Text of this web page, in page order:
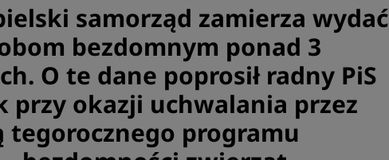
samorząd zamierza wydać
bezdomnym ponad 3
O te dane poprosił radny PiS
przy okazji uchwalania przez
tegorocznego programu